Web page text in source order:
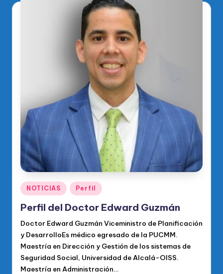
Publicado
en
NOTICIAS Perfil
Perfil del Doctor Edward Guzmán
Doctor Edward Guzmán Viceministro de Planificación
y DesarrolloEs médico egresado de la PUCMM.
Maestría en Dirección y Gestión de los sistemas de
Seguridad Social, Universidad de Alcalá-OISS.
Maestría en Administración…